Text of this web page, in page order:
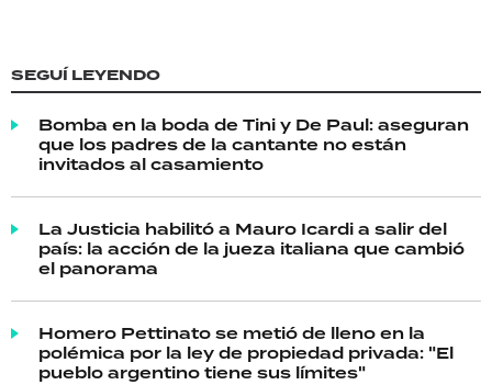
SEGUÍ LEYENDO
Bomba en la boda de Tini y De Paul: aseguran
que los padres de la cantante no están
invitados al casamiento
La Justicia habilitó a Mauro Icardi a salir del
país: la acción de la jueza italiana que cambió
el panorama
Homero Pettinato se metió de lleno en la
polémica por la ley de propiedad privada: "El
pueblo argentino tiene sus límites"